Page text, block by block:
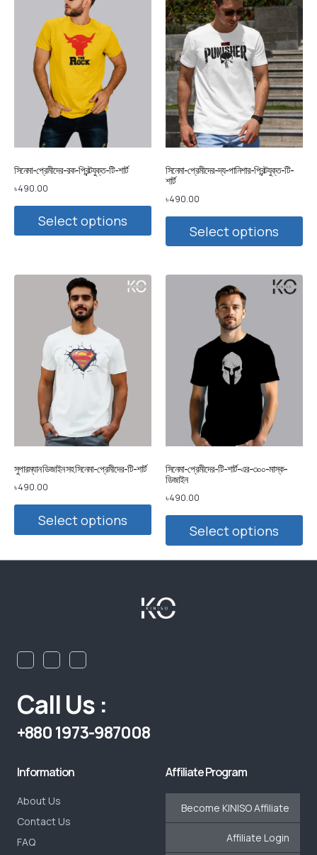
সিনেমা-প্রেমীদের-রক-প্রিন্টযুক্ত-টি-শার্ট
৳490.00
Select options
সিনেমা-প্রেমীদের-দ্য-পানিশার-প্রিন্টযুক্ত-টি-
শার্ট
৳490.00
Select options
সুপারম্যান ডিজাইন সহ সিনেমা-প্রেমীদের-টি-শার্ট
৳490.00
Select options
সিনেমা-প্রেমীদের-টি-শার্ট-এর-৩০০-মাস্ক-
ডিজাইন
৳490.00
Select options
Call Us :
+880 1973-987008
Information
About Us
Contact Us
FAQ
Affiliate Program
Become KINISO Affiliate
Affiliate Login